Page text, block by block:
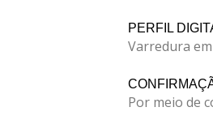
PERFIL
Varredura
Por meio de